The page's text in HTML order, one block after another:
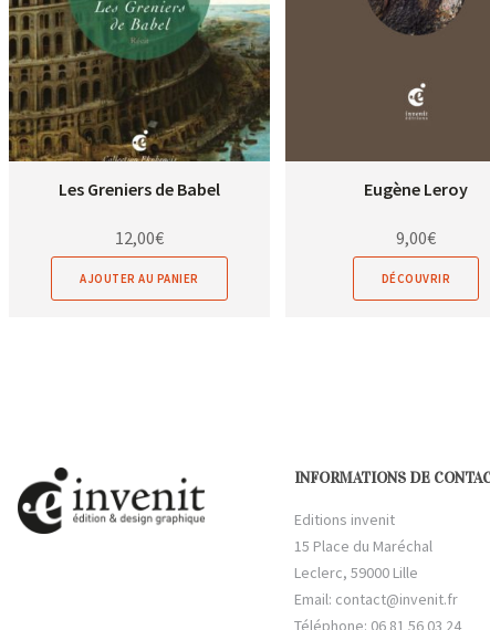
Les Greniers de Babel
12,00€
AJOUTER AU PANIER
Eugène Leroy
9,00€
DÉCOUVRIR
INFORMATIONS DE
Editions invenit
15 Place du Maréchal
Leclerc, 59000 Lille
Email: contact@invenit.fr
Téléphone: 06 81 56 03 24